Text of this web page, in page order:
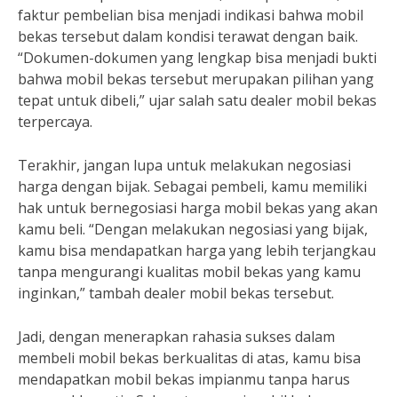
faktur pembelian bisa menjadi indikasi bahwa mobil
bekas tersebut dalam kondisi terawat dengan baik.
“Dokumen-dokumen yang lengkap bisa menjadi bukti
bahwa mobil bekas tersebut merupakan pilihan yang
tepat untuk dibeli,” ujar salah satu dealer mobil bekas
terpercaya.
Terakhir, jangan lupa untuk melakukan negosiasi
harga dengan bijak. Sebagai pembeli, kamu memiliki
hak untuk bernegosiasi harga mobil bekas yang akan
kamu beli. “Dengan melakukan negosiasi yang bijak,
kamu bisa mendapatkan harga yang lebih terjangkau
tanpa mengurangi kualitas mobil bekas yang kamu
inginkan,” tambah dealer mobil bekas tersebut.
Jadi, dengan menerapkan rahasia sukses dalam
membeli mobil bekas berkualitas di atas, kamu bisa
mendapatkan mobil bekas impianmu tanpa harus